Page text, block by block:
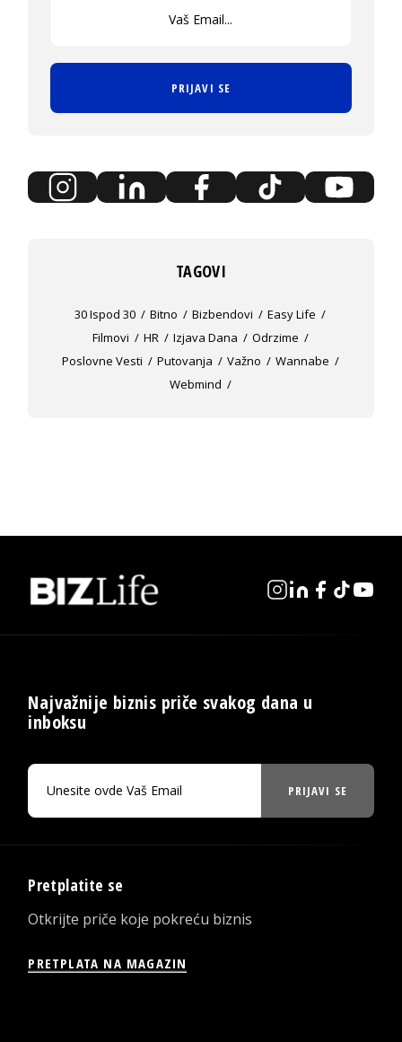
PRIJAVI SE
TAGOVI
30 Ispod 30 Bitno Bizbendovi
Easy Life
Filmovi
HR Izjava Dana
Odrzime
Poslovne Vesti
Putovanja Važno
Wannabe
Webmind
Najvažnije biznis priče svakog dana u
inboksu
PRIJAVI SE
Pretplatite se
Otkrijte priče koje pokreću biznis
PRETPLATA NA MAGAZIN